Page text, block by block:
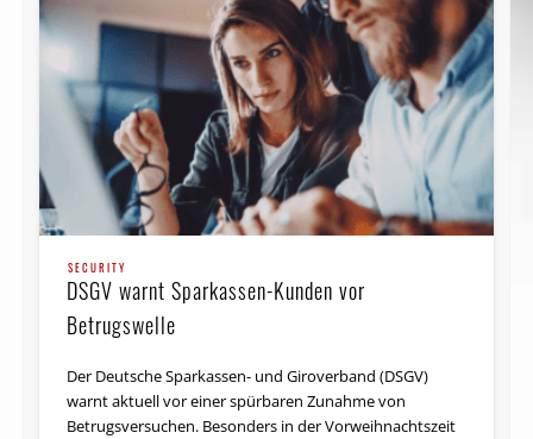
SECURITY
DSGV warnt Sparkassen-Kunden vor
Betrugswelle
Der Deutsche Sparkassen- und Giroverband (DSGV)
warnt aktuell vor einer spürbaren Zunahme von
Betrugsversuchen. Besonders in der Vorweihnachtszeit